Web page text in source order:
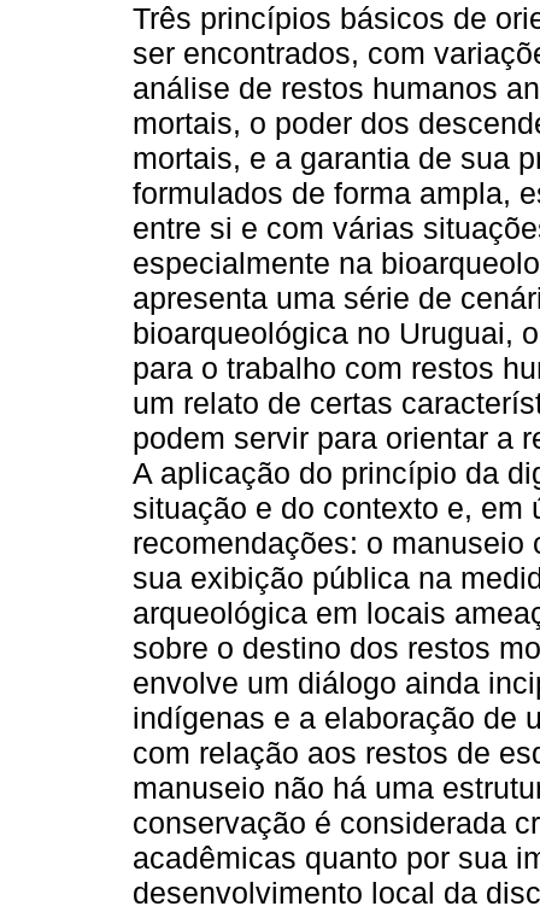
Três princípios básicos de
ser encontrados, com
análise de restos humanos
mortais, o poder dos
mortais, e a garantia de sua
formulados de forma ampla,
entre si e com várias
especialmente na
apresenta uma série de
bioarqueológica no Uruguai,
para o trabalho com restos
um relato de certas
podem servir para orientar a
A aplicação do princípio da
situação e do contexto e, em
recomendações: o
sua exibição pública na
arqueológica em locais
sobre o destino dos restos
envolve um diálogo ainda
indígenas e a elaboração de
com relação aos restos de
manuseio não há uma
conservação é considerada
acadêmicas quanto por sua
desenvolvimento local da